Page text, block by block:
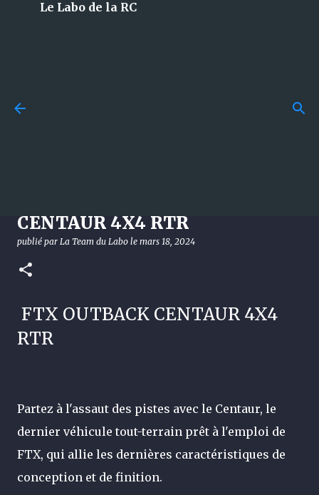
Le Labo de la RC
CENTAUR 4X4 RTR
publié par La Team du Labo le mars 18, 2024
FTX OUTBACK CENTAUR 4X4
RTR
Partez à l'assaut des pistes avec le Centaur, le
dernier véhicule tout-terrain prêt à l'emploi de
FTX, qui allie les dernières caractéristiques de
conception et de finition.